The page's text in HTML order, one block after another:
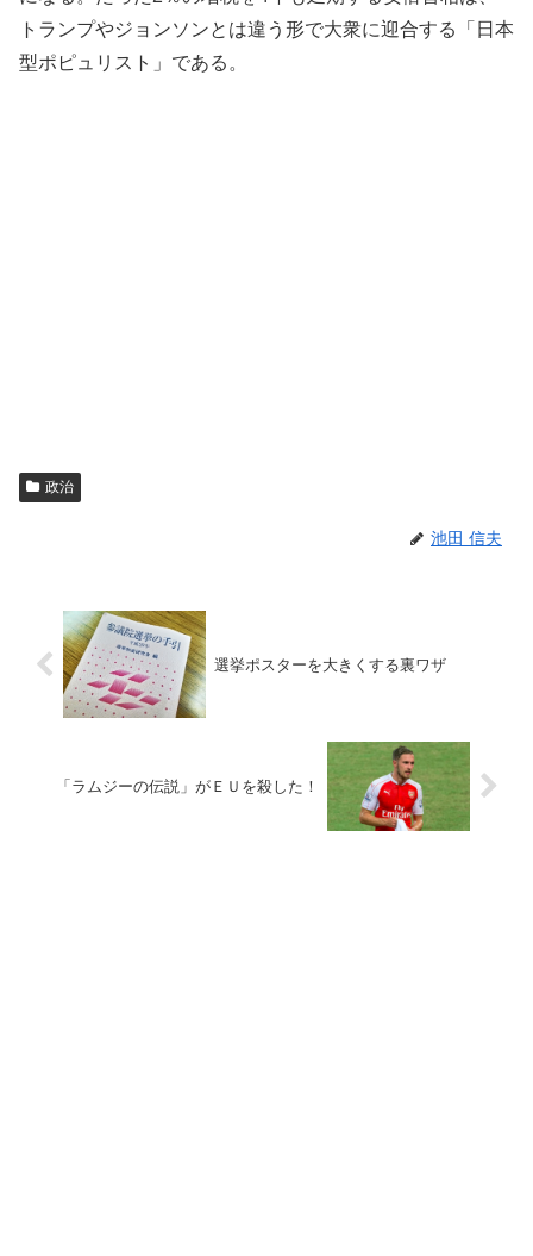
トランプやジョンソンとは違う形で大衆に迎合する「日本
型ポピュリスト」である。
政治
池田 信夫
選挙ポスターを大きくする裏ワザ
「ラムジーの伝説」がＥＵを殺した！